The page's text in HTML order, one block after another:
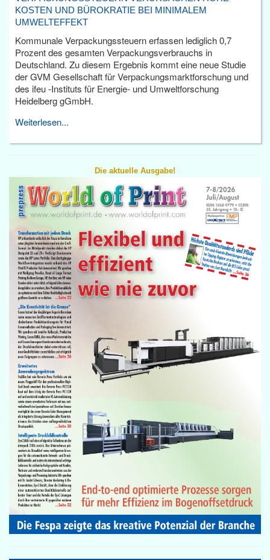
KOSTEN UND BÜROKRATIE BEI MINIMALEM
UMWELTEFFEKT
Kommunale Verpackungssteuern erfassen lediglich 0,7
Prozent des gesamten Verpackungsverbrauchs in
Deutschland. Zu diesem Ergebnis kommt eine neue Studie
der GVM Gesellschaft für Verpackungsmarktforschung und
des ifeu -Instituts für Energie- und Umweltforschung
Heidelberg gGmbH.
Weiterlesen...
Die aktuelle Ausgabe!